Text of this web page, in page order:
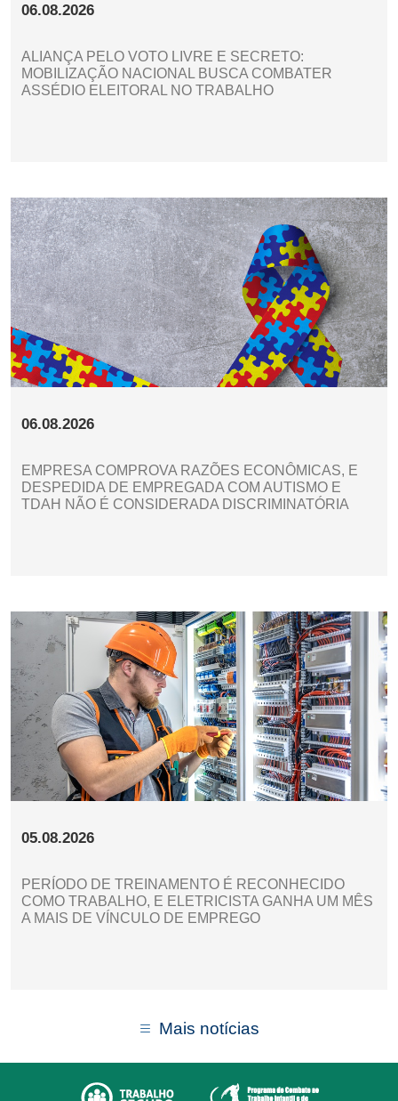
06.08.2026
ALIANÇA PELO VOTO LIVRE E SECRETO:
MOBILIZAÇÃO NACIONAL BUSCA COMBATER
ASSÉDIO ELEITORAL NO TRABALHO
06.08.2026
EMPRESA COMPROVA RAZÕES ECONÔMICAS, E
DESPEDIDA DE EMPREGADA COM AUTISMO E
TDAH NÃO É CONSIDERADA DISCRIMINATÓRIA
05.08.2026
PERÍODO DE TREINAMENTO É RECONHECIDO
COMO TRABALHO, E ELETRICISTA GANHA UM MÊS
A MAIS DE VÍNCULO DE EMPREGO
Mais notícias